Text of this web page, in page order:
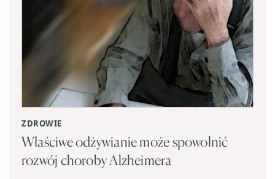
ZDROWIE
Właściwe odżywianie może spowolnić
rozwój choroby Alzheimera